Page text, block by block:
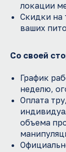
локации
Скидки на
ваших
Со своей
График
неделю,
Оплата
объема
Отправляя
или